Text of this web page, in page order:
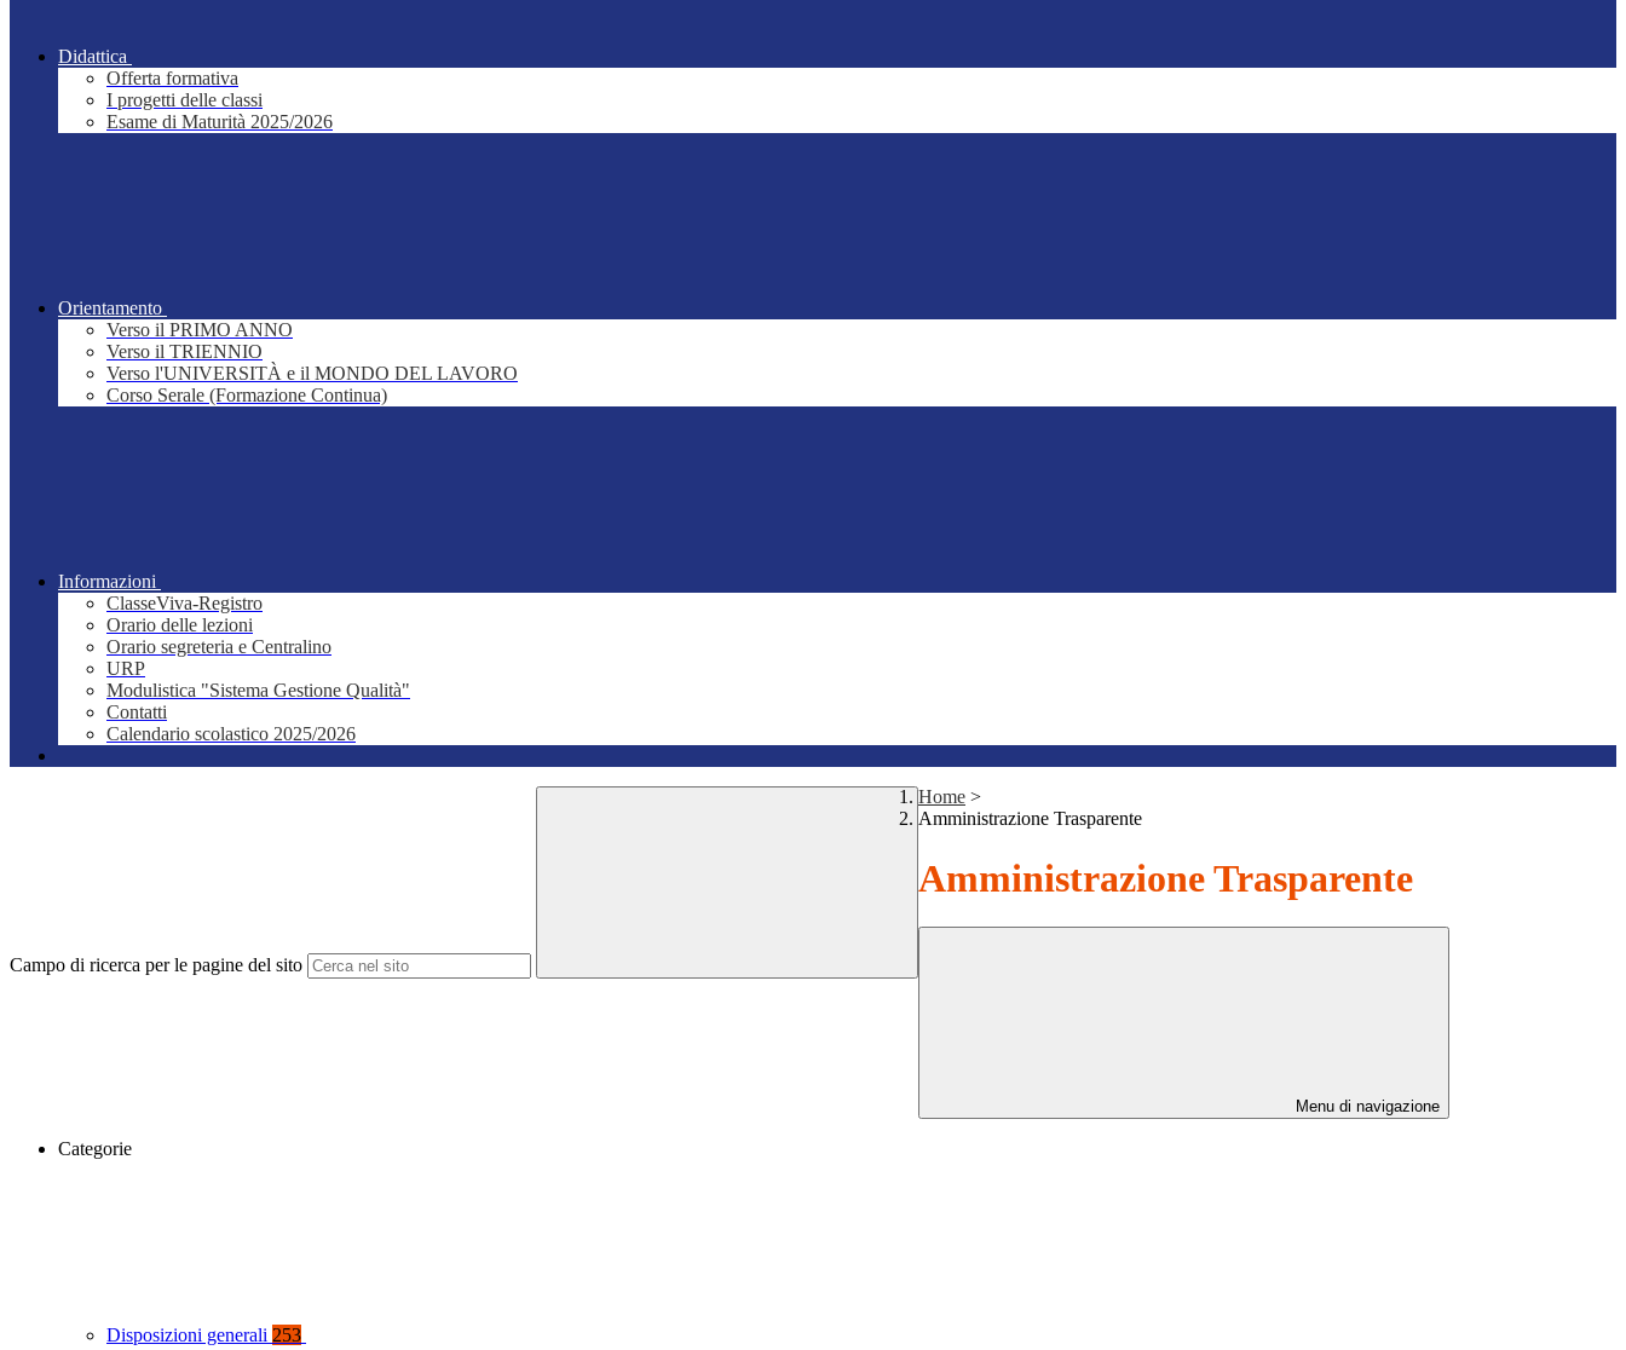
Didattica
Offerta formativa
I progetti delle classi
Esame di Maturità 2025/2026
Orientamento
Verso il PRIMO ANNO
Verso il TRIENNIO
Verso l'UNIVERSITÀ e il MONDO DEL LAVORO
Corso Serale (Formazione Continua)
Informazioni
ClasseViva-Registro
Orario delle lezioni
Orario segreteria e Centralino
URP
Modulistica "Sistema Gestione Qualità"
Contatti
Calendario scolastico 2025/2026
Campo di ricerca per le pagine del sito
Home >
Amministrazione Trasparente
Amministrazione Trasparente
Menu di navigazione
Categorie
Disposizioni generali 253